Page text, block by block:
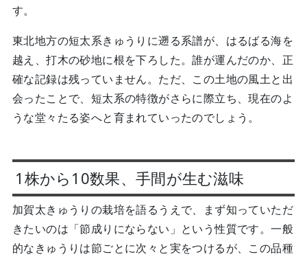
す。
東北地方の短太系きゅうりに遡る系譜が、はるばる海を
越え、打木の砂地に根を下ろした。誰が運んだのか、正
確な記録は残っていません。ただ、この土地の風土と出
会ったことで、短太系の特徴がさらに際立ち、現在のよ
うな堂々たる姿へと育まれていったのでしょう。
1株から10数果、手間が生む滋味
加賀太きゅうりの栽培を語るうえで、まず知っていただ
きたいのは「節成りにならない」という性質です。一般
的なきゅうりは節ごとに次々と実をつけるが、この品種